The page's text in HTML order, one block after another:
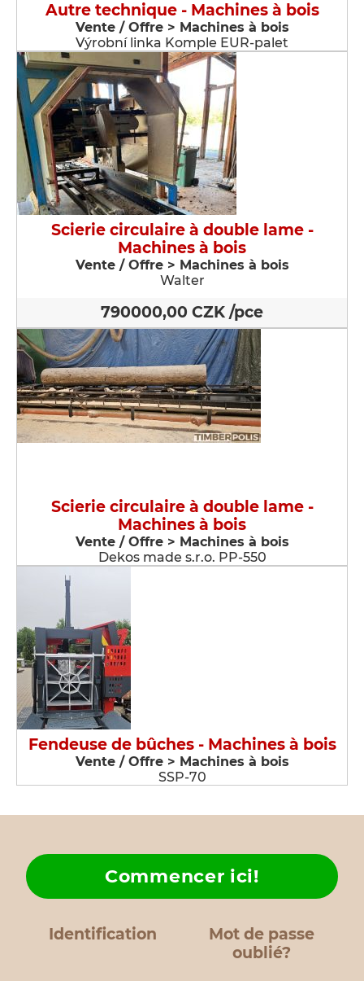
Autre technique - Machines à bois
Vente / Offre > Machines à bois
Výrobní linka Komple EUR-palet
Scierie circulaire à double lame -
Machines à bois
Vente / Offre > Machines à bois
Walter
790000,00 CZK /pce
Scierie circulaire à double lame -
Machines à bois
Vente / Offre > Machines à bois
Dekos made s.r.o. PP-550
Fendeuse de bûches - Machines à bois
Vente / Offre > Machines à bois
SSP-70
Identification
Mot de passe
oublié?
Commencer ici!